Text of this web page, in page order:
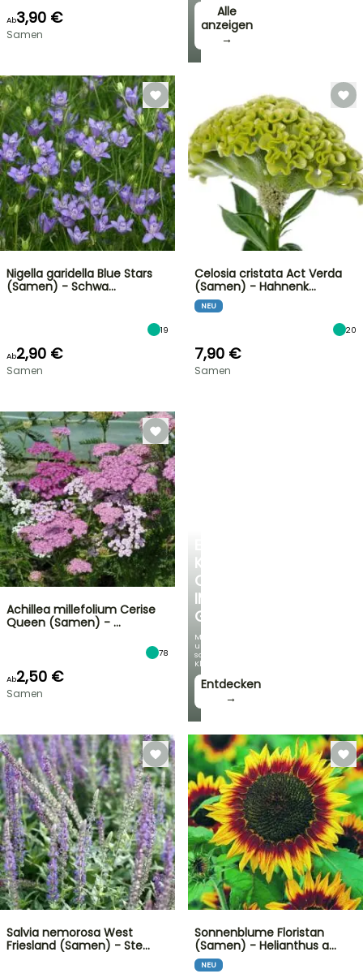
KÜHLE
OASE
IM
GARTEN
Mit
unseren
schönsten
Kletterpflanzen!
Entdecken
→
Alle
anzeigen
→
Ab3,90 €
Samen
Nigella garidella Blue Stars
(Samen) - Schwa…
19
Ab2,90 €
Samen
Celosia cristata Act Verda
(Samen) - Hahnenk…
NEU
20
7,90 €
Samen
Achillea millefolium Cerise
Queen (Samen) - …
78
Ab2,50 €
Samen
Salvia nemorosa West
Friesland (Samen) - Ste…
Sonnenblume Floristan
(Samen) - Helianthus a…
NEU